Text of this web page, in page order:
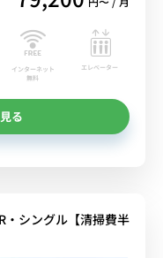
インターネット
無料
エレベーター
る
・シングル【清掃費半